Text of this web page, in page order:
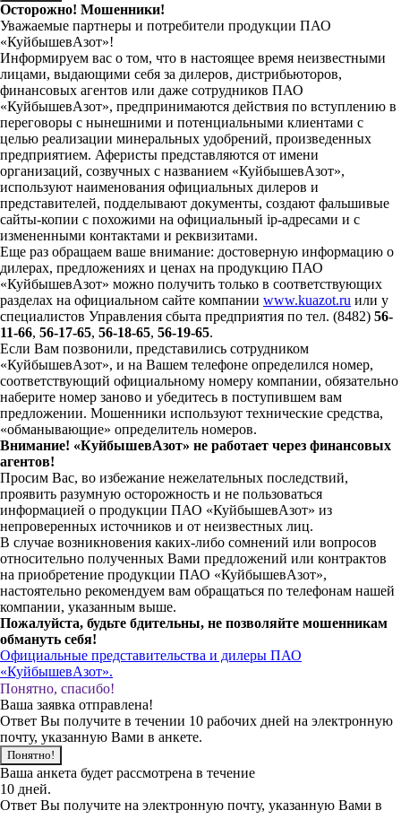
Осторожно! Мошенники!
Уважаемые партнеры и потребители продукции ПАО
«КуйбышевАзот»!
Информируем вас о том, что в настоящее время неизвестными
лицами, выдающими себя за дилеров, дистрибьюторов,
финансовых агентов или даже сотрудников ПАО
«КуйбышевАзот», предпринимаются действия по вступлению в
переговоры с нынешними и потенциальными клиентами с
целью реализации минеральных удобрений, произведенных
предприятием. Аферисты представляются от имени
организаций, созвучных с названием «КуйбышевАзот»,
используют наименования официальных дилеров и
представителей, подделывают документы, создают фальшивые
сайты-копии с похожими на официальный ip-адресами и с
измененными контактами и реквизитами.
Еще раз обращаем ваше внимание: достоверную информацию о
дилерах, предложениях и ценах на продукцию ПАО
«КуйбышевАзот» можно получить только в соответствующих
разделах на официальном сайте компании www.kuazot.ru или у
специалистов Управления сбыта предприятия по тел. (8482) 56-
11-66, 56-17-65, 56-18-65, 56-19-65.
Если Вам позвонили, представились сотрудником
«КуйбышевАзот», и на Вашем телефоне определился номер,
соответствующий официальному номеру компании, обязательно
наберите номер заново и убедитесь в поступившем вам
предложении. Мошенники используют технические средства,
«обманывающие» определитель номеров.
Внимание! «КуйбышевАзот» не работает через финансовых
агентов!
Просим Вас, во избежание нежелательных последствий,
проявить разумную осторожность и не пользоваться
информацией о продукции ПАО «КуйбышевАзот» из
непроверенных источников и от неизвестных лиц.
В случае возникновения каких-либо сомнений или вопросов
относительно полученных Вами предложений или контрактов
на приобретение продукции ПАО «КуйбышевАзот»,
настоятельно рекомендуем вам обращаться по телефонам нашей
компании, указанным выше.
Пожалуйста, будьте бдительны, не позволяйте мошенникам
обмануть себя!
Официальные представительства и дилеры ПАО
«КуйбышевАзот».
Понятно, спасибо!
Ваша заявка отправлена!
Ответ Вы получите в течении 10 рабочих дней на электронную
почту, указанную Вами в анкете.
Понятно!
Ваша анкета будет рассмотрена в течение
10 дней.
Ответ Вы получите на электронную почту, указанную Вами в